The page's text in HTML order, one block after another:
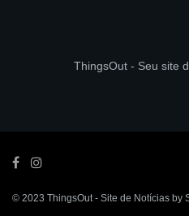
ThingsOut - Seu site
© 2023 ThingsOut - Site de Notícias by